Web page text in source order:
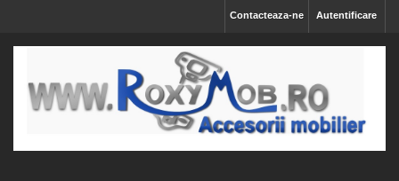
Autentificare
Contacteaza-ne